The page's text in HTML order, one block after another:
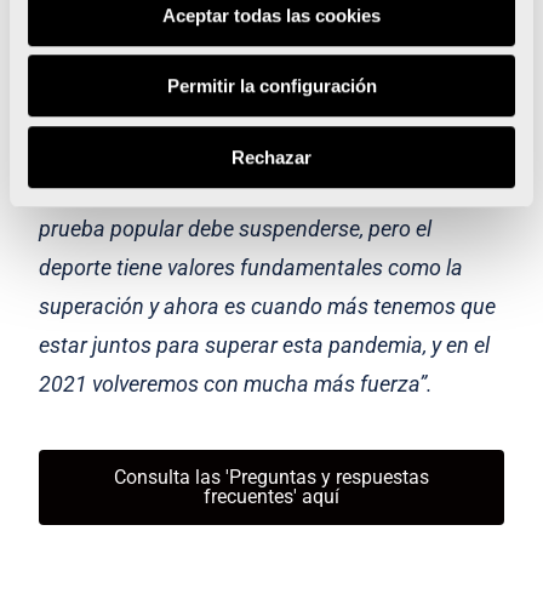
Aceptar todas las cookies
Permitir la configuración
Rechazar
que las circunstancias fueran otras y nos fueran
favorables para mantener la carrera popular, que
con tanto cariño esperábamos especialmente en
este 2020, cumpliendo nuestro 40º Aniversario,
pero no ha podido ser y entendemos que la
prueba popular debe suspenderse, pero el
deporte tiene valores fundamentales como la
superación y ahora es cuando más tenemos que
estar juntos para superar esta pandemia, y en el
2021 volveremos con mucha más fuerza”.
Consulta las 'Preguntas y respuestas
frecuentes' aquí